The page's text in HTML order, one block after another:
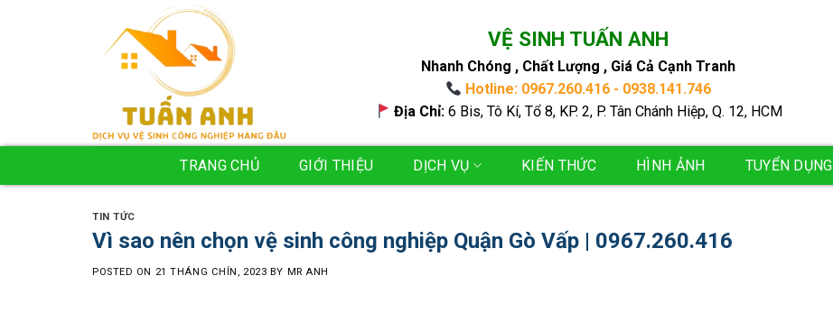
VỆ SINH TUẤN ANH
Nhanh Chóng , Chất Lượng , Giá Cả Cạnh Tranh
Hotline: 0967.260.416 - 0938.141.746
Địa Chỉ:6 Bis, Tô Kí, Tổ 8, KP. 2, P. Tân Chánh Hiệp, Q. 12, HCM
TRANG CHỦ GIỚI THIỆU DỊCH VỤ KIẾN THỨC HÌNH ẢNH TUYỂN DỤNG
TIN TỨC
Vì sao nên chọn vệ sinh công nghiệp Quận Gò Vấp | 0967.260.416
POSTED ON 21 THÁNG CHÍN, 2023 BY MR ANH